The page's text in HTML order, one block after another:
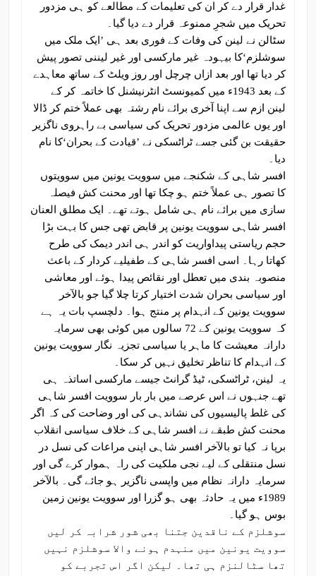
غدار قرار دے کر ان کی تعلیمات کے مطالعے کو ہی مزدور
تحریک میں شجرِ ممنوعہ قرار دے دیا گیا۔
سٹالن نے لینن کی وفات کے فوری بعد ہی ’ایک ملک میں
سوشلزم‘کا بیہودہ غیر مارکسی اور غیر لیننی تصور پیش
کر دیا تھا اور بعد ازاں چرچل اور روز ویلٹ کے ساتھ معاہدے
کے بعد 1943ء میں کمیونسٹ انٹرنیشنل کا خاتمہ کر کے
لینن ازم سے اپنا آخری برائے نام رشتہ بھی عملاً ختم کر ڈالا
اور یوں عالمی مزدور تحریک کی سیاسی بے راہروی ناگزیر
حقیقت بن گئی جسے ٹراٹسکی نے ’قیادت کے بحران‘کا نام
دیا۔
افسر شاہی کے شکنجے میں سوویت یونین میں سوویتوں
کا تصور ہی عملاً ختم ہو چکا تھا اور محنت کش فیصلہ
سازی میں برائے نام ہی شامل ہوتے تھے۔ ایک مطلق العنان
افسر شاہی سوویت یونین پر قابض تھی جس کا بہت بڑا
حجم ریاستی پیداواریت کو اندر ہی اندر دیمک کی طرح
کھاتا رہا۔ اسی افسر شاہی کے طفیلیے کردار کے باعث
منصوبہ بندی میں تعطل اور نقائص پیدا ہوئے اور معاشی
اور سیاسی بحران شدت اختیار کرتا چلا گیا جو بالآخر
سوویت یونین کے انہدام پر منتج ہوا۔ دلچسپ بات یہ ہے
کہ سوویت یونین کے 72 سالوں میں کوئی بھی سرمایہ
دارانہ معیشت کا ماہر یا سیاسی تجزیہ نگار سوویت یونین
کے انہدام کا تناظر تخلیق نہیں کر سکا۔
یہ لینن، ٹراٹسکی، ٹیڈ گرانٹ جیسے مارکسی اساتذہ ہی
تھے جنہوں نے اس عرصے میں بار بار سوویت افسر شاہی
کی غلط پالیسیوں کی نشاندہی کی اور وضاحت کی کہ اگر
محنت کش طبقے نے افسر شاہی کے خلاف سیاسی انقلاب
برپا نہ کیا تو بالآخر افسر شاہی اپنی مراعات کی نسل در
نسل منتقلی کے لیے نجی ملکیت کی راہ ہموار کرے گی اور
سرمایہ دارانہ نظام میں واپسی ناگزیر ہو جائے گی۔ بالآخر
1989ء میں یہ حادثہ بھی ہو گزرا اور سوویت یونین زمین
بوس ہو گیا۔
سوشلزم کے ناقدین جتنا بھی شور شرابہ کر لیں
سوویت یونین میں منہدم ہونے والا سوشلزم نہیں
تھا سٹالنزم ہی تھا۔ لیکن اگر اس تجربے کو